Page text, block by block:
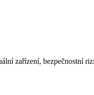
zařízení, bezpečnostní